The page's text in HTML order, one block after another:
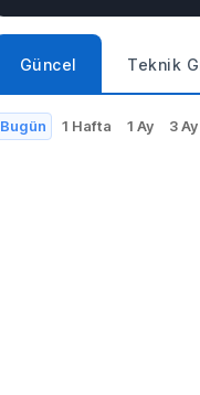
Güncel Teknik
Bugün 1 Hafta 1 Ay 3 Ay